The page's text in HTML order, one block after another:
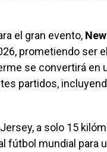
el gran evento,
prometiendo ser
se convertirá en
partidos,
a solo 15
fútbol mundial para